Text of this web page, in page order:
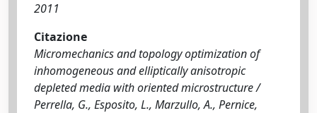
2011
Citazione
Micromechanics and topology optimization of
inhomogeneous and elliptically anisotropic
depleted media with oriented microstructure /
Perrella, G., Esposito, L., Marzullo, A., Pernice,